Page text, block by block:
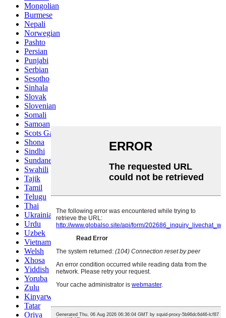
Mongolian
Burmese
Nepali
Norwegian
Pashto
Persian
Punjabi
Serbian
Sesotho
Sinhala
Slovak
Slovenian
Somali
Samoan
Scots Gaelic
Shona
Sindhi
Sundanese
Swahili
Tajik
Tamil
Telugu
Thai
Ukrainian
Urdu
Uzbek
Vietnamese
Welsh
Xhosa
Yiddish
Yoruba
Zulu
Kinyarwanda
Tatar
Oriya